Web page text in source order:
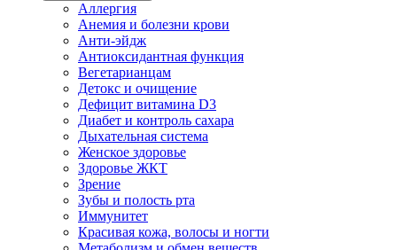
Аллергия
Анемия и болезни крови
Анти-эйдж
Антиоксидантная функция
Вегетарианцам
Детокс и очищение
Дефицит витамина D3
Диабет и контроль сахара
Дыхательная система
Женское здоровье
Здоровье ЖКТ
Зрение
Зубы и полость рта
Иммунитет
Красивая кожа, волосы и ногти